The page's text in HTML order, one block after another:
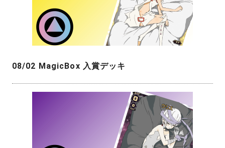
08/02 MagicBox 入賞デッキ